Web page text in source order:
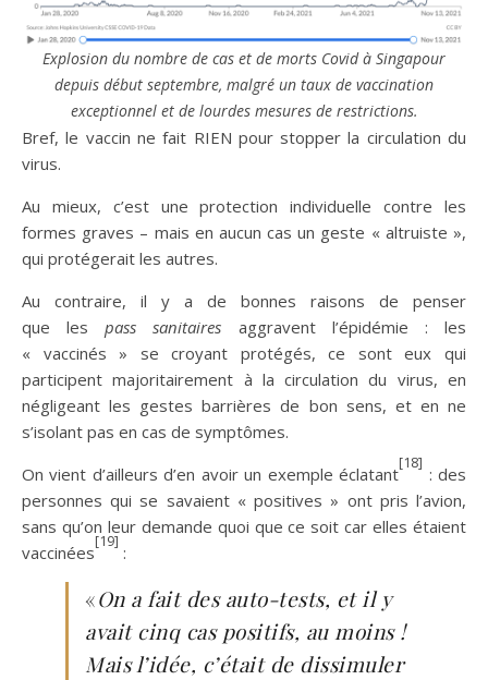
Explosion du nombre de cas et de morts Covid à Singapour
depuis début septembre, malgré un taux de vaccination
exceptionnel et de lourdes mesures de restrictions.
Bref, le vaccin ne fait RIEN pour stopper la circulation du
virus.
Au mieux, c’est une protection individuelle contre les
formes graves – mais en aucun cas un geste « altruiste »,
qui protégerait les autres.
Au contraire, il y a de bonnes raisons de penser
que lespass sanitaires aggravent l’épidémie : les
« vaccinés » se croyant protégés, ce sont eux qui
participent majoritairement à la circulation du virus, en
négligeant les gestes barrières de bon sens, et en ne
s’isolant pas en cas de symptômes.
On vient d’ailleurs d’en avoir un exemple éclatant
[18]
: des
personnes qui se savaient « positives » ont pris l’avion,
sans qu’on leur demande quoi que ce soit car elles étaient
vaccinées
[19]
:
«On a fait des auto-tests, et il y
avait cinq cas positifs, au moins !
Mais l’idée, c’était de dissimuler